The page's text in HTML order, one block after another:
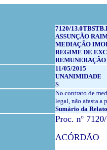
7120/
ASSUNÇÃO
MEDIAÇÃO
REGIME DE
REMUNERAÇÃO
11/05/2015
UNANIMIDADE
S
No contrato de
legal, não afasta a
Sumário da
Proc. nº
ACÓRDÃO